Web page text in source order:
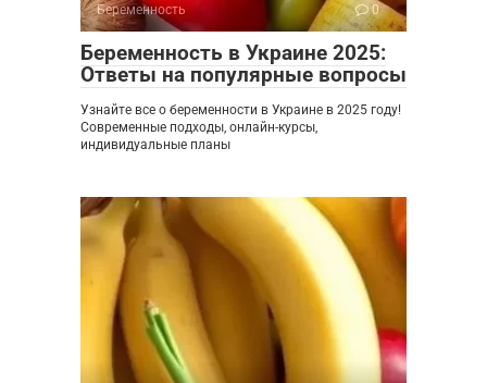
Беременность 0
Беременность в Украине 2025:
Ответы на популярные вопросы
Узнайте все о беременности в Украине в 2025 году!
Современные подходы, онлайн-курсы,
индивидуальные планы